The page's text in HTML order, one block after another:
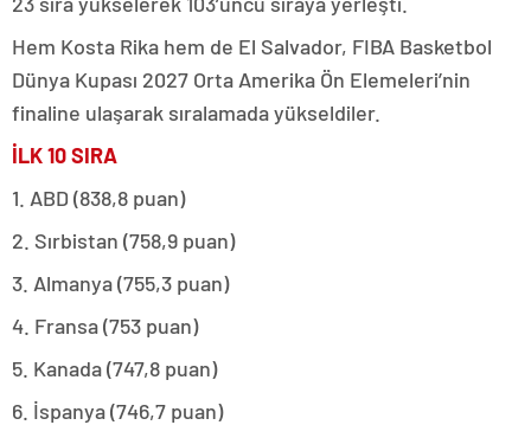
Hem Kosta Rika hem de El Salvador, FIBA Basketbol
Dünya Kupası 2027 Orta Amerika Ön Elemeleri’nin
finaline ulaşarak sıralamada yükseldiler.
İLK 10 SIRA
1. ABD (838,8 puan)
2. Sırbistan (758,9 puan)
3. Almanya (755,3 puan)
4. Fransa (753 puan)
5. Kanada (747,8 puan)
6. İspanya (746,7 puan)